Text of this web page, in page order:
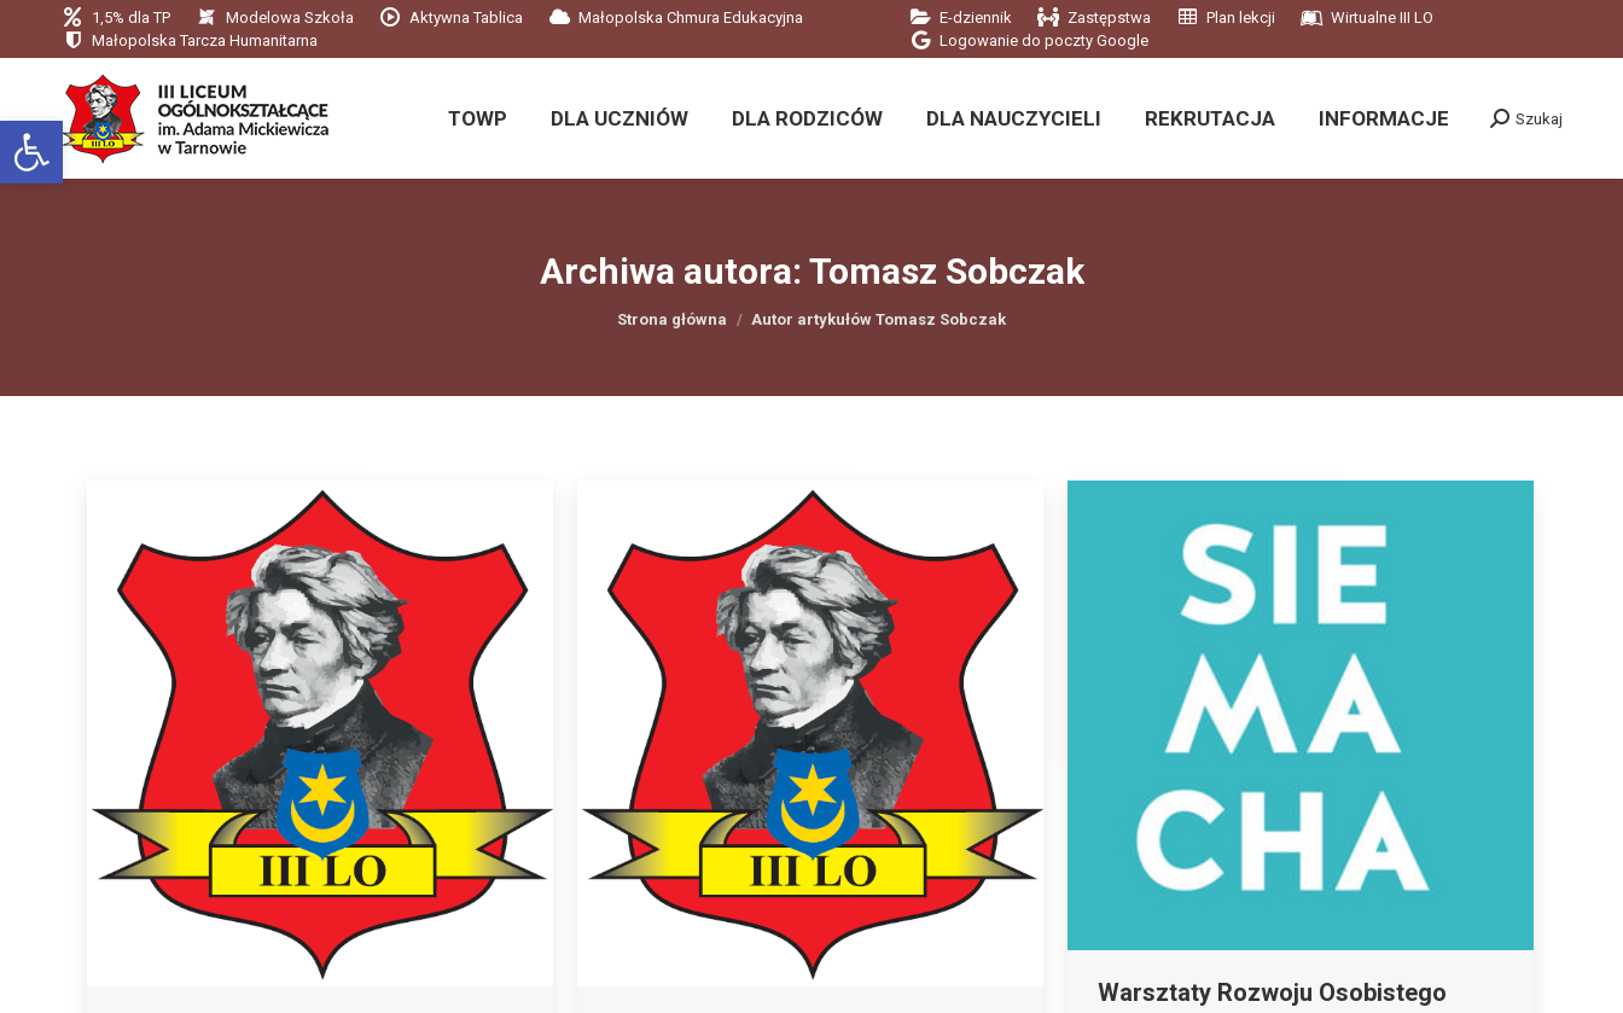
Otwórz pasek narzędzi
1,5% dla TP Modelowa Szkoła Aktywna Tablica
Małopolska Chmura Edukacyjna
Małopolska Tarcza Humanitarna
E-dziennik Zastępstwa Plan lekcji
Wirtualne III LO
Logowanie do poczty Google
TOWP DLA UCZNIÓW DLA RODZICÓW DLA NAUCZYCIELI REKRUTACJA INFORMACJE Szukaj:
Szukaj
Archiwa autora: Tomasz Sobczak
Jesteś tutaj:
Strona główna Autor artykułów Tomasz Sobczak
Warsztaty Rozwoju Osobistego
DLA NAUCZYCIELI REKRUTACJA